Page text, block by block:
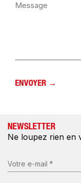
NEWSLETTER
Ne loupez rien en
E-
mail